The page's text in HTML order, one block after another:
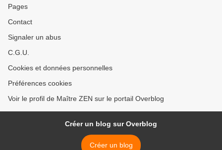
Pages
Contact
Signaler un abus
C.G.U.
Cookies et données personnelles
Préférences cookies
Voir le profil de Maître ZEN sur le portail Overblog
Créer un blog sur Overblog
Créer un blog